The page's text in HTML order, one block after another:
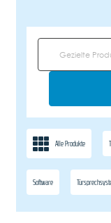
Alle Produkte
Software